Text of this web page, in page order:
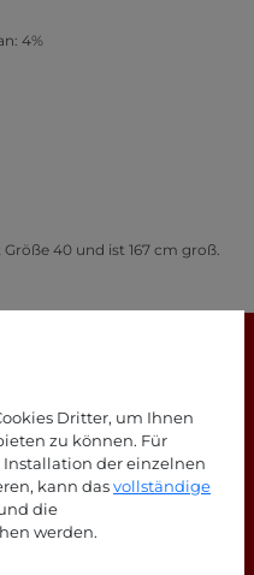
Dritter, um Ihnen
zu können. Für
der einzelnen
kann dasvollständige
die
werden.
4%
40 und ist 167 cm groß.
Antworten?
FAQ-Seite an!